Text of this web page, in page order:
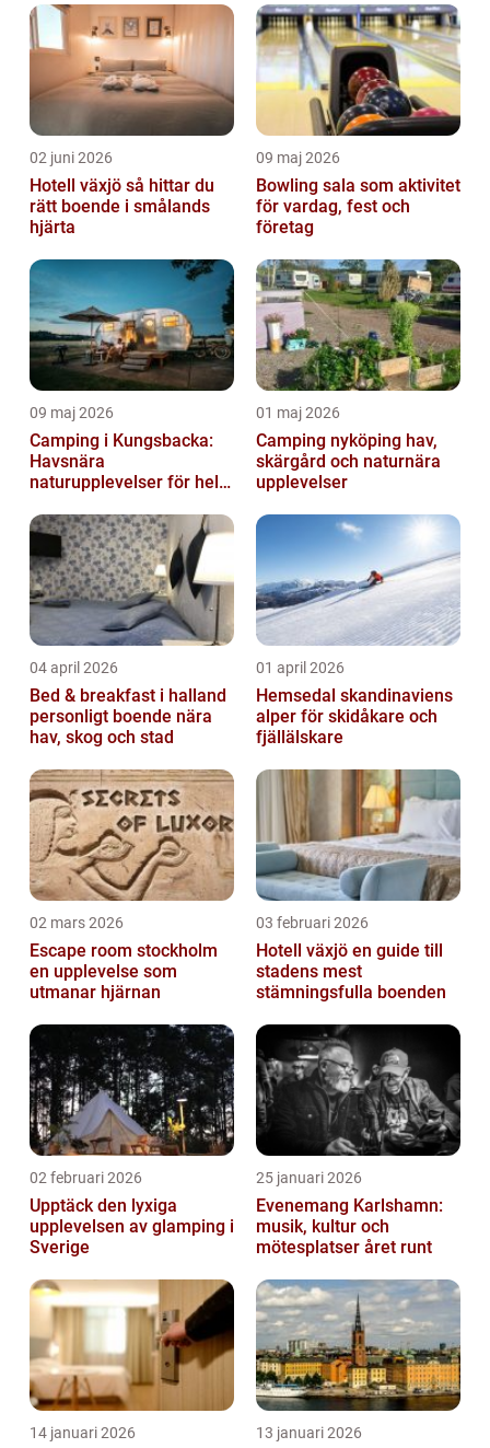
djupare förståelse för de fascinerande
skatter ...
02 juni 2026
Hotell växjö så hittar du
rätt boende i smålands
hjärta
09 maj 2026
Bowling sala som aktivitet
för vardag, fest och
företag
09 maj 2026
Camping i Kungsbacka:
Havsnära
naturupplevelser för hela
01 maj 2026
Camping nyköping hav,
skärgård och naturnära
upplevelser
04 april 2026
Bed & breakfast i halland
personligt boende nära
hav, skog och stad
01 april 2026
Hemsedal skandinaviens
alper för skidåkare och
fjällälskare
02 mars 2026
Escape room stockholm
en upplevelse som
utmanar hjärnan
03 februari 2026
Hotell växjö en guide till
stadens mest
stämningsfulla boenden
02 februari 2026
Upptäck den lyxiga
upplevelsen av glamping i
Sverige
25 januari 2026
Evenemang Karlshamn:
musik, kultur och
mötesplatser året runt
14 januari 2026 13 januari 2026